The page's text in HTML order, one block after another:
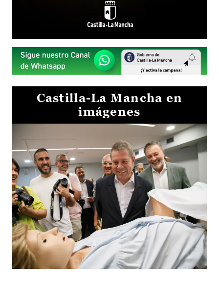
Castilla-La Mancha en
imágenes